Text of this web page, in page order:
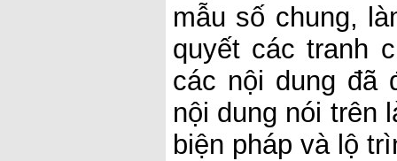
mẫu số chung,
quyết các tranh
các nội dung đã
nội dung nói trên
biện pháp và lộ